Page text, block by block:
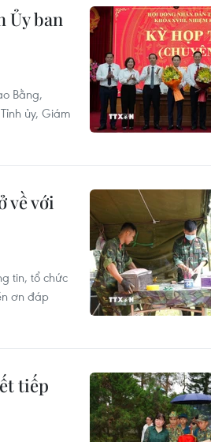
Ủy ban
Bằng,
ủy, Giám
về với
tin, tổ chức
ơn đáp
tiếp